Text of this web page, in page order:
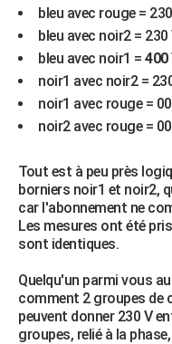
FORUM
Bricolage
Lifestyle
Culture
Sport
Auto
Television
Voyage
Cinema
bleu avec rouge =
bleu avec noir2 = 230
bleu avec noir1 = 400
noir1 avec noir2 =
noir1 avec rouge =
noir2 avec rouge =
Tout est à peu près
borniers noir1 et noir2,
car l'abonnement ne
Les mesures ont été
sont identiques.
Quelqu'un parmi vous
comment 2 groupes de
peuvent donner 230 V
groupes, relié à la